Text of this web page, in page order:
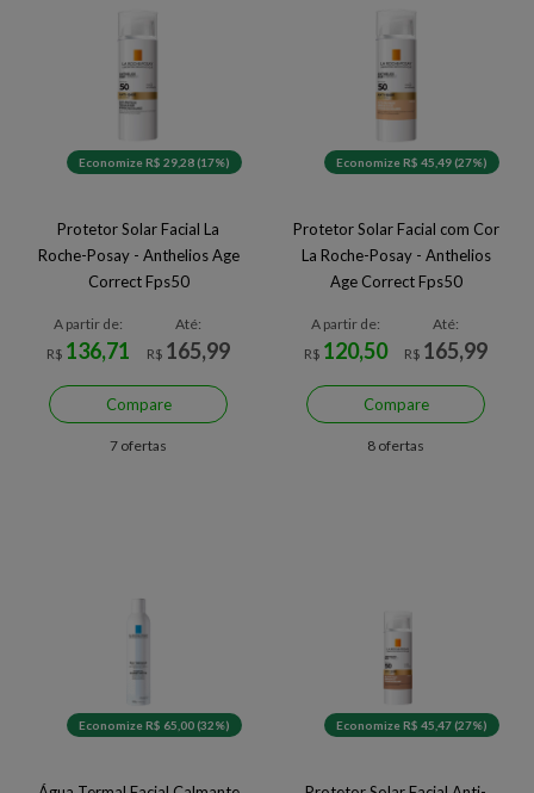
Economize R$ 29,28 (17%)
Protetor Solar Facial La
Roche-Posay - Anthelios Age
Correct Fps50
A partir de:
R$ 136,71
Até:
R$ 165,99
Compare
7 ofertas
Economize R$ 45,49 (27%)
Protetor Solar Facial com Cor
La Roche-Posay - Anthelios
Age Correct Fps50
A partir de:
R$ 120,50
Até:
R$ 165,99
Compare
8 ofertas
Economize R$ 65,00 (32%) Economize R$ 45,47 (27%)